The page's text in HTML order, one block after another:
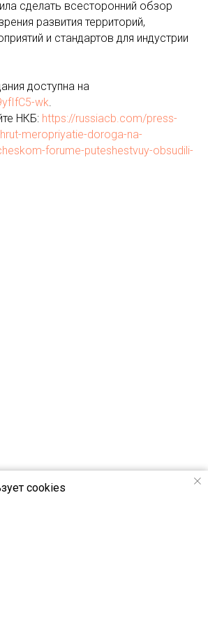
сделать всесторонний обзор
развития территорий,
и стандартов для индустрии
доступна на
wk.
НКБ: https://russiacb.com/press-
meropriyatie-doroga-na-
forume-puteshestvuy-obsudili-
cookies